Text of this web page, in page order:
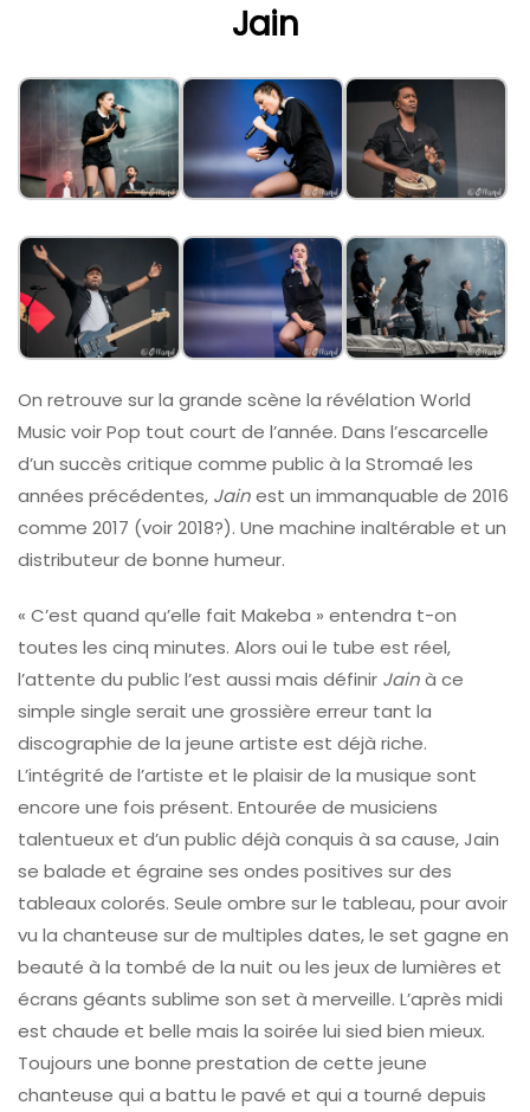
Jain
On retrouve sur la grande scène la révélation World
Music voir Pop tout court de l’année. Dans l’escarcelle
d’un succès critique comme public à la Stromaé les
années précédentes, Jainest un immanquable de 2016
comme 2017 (voir 2018?). Une machine inaltérable et un
distributeur de bonne humeur.
« C’est quand qu’elle fait Makeba » entendra t-on
toutes les cinq minutes. Alors oui le tube est réel,
l’attente du public l’est aussi mais définir Jainà ce
simple single serait une grossière erreur tant la
discographie de la jeune artiste est déjà riche.
L’intégrité de l’artiste et le plaisir de la musique sont
encore une fois présent. Entourée de musiciens
talentueux et d’un public déjà conquis à sa cause, Jain
se balade et égraine ses ondes positives sur des
tableaux colorés. Seule ombre sur le tableau, pour avoir
vu la chanteuse sur de multiples dates, le set gagne en
beauté à la tombé de la nuit ou les jeux de lumières et
écrans géants sublime son set à merveille. L’après midi
est chaude et belle mais la soirée lui sied bien mieux.
Toujours une bonne prestation de cette jeune
chanteuse qui a battu le pavé et qui a tourné depuis